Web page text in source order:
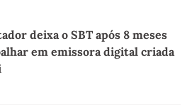
deixa o SBT após 8 meses
em emissora digital criada